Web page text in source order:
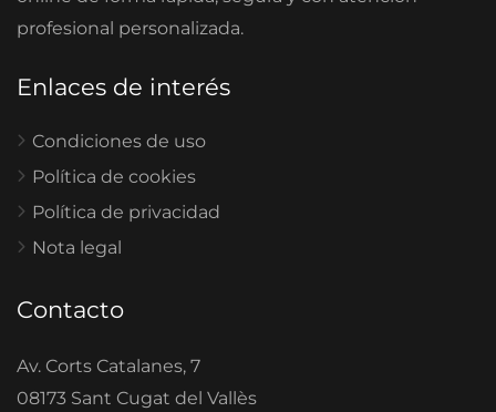
profesional personalizada.
Enlaces de interés
Condiciones de uso
Política de cookies
Política de privacidad
Nota legal
Contacto
Av. Corts Catalanes, 7
08173 Sant Cugat del Vallès